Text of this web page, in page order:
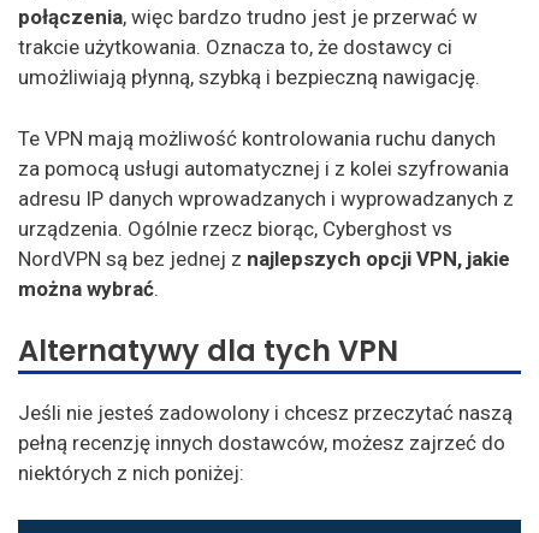
połączenia, więc bardzo trudno jest je przerwać w
trakcie użytkowania. Oznacza to, że dostawcy ci
umożliwiają płynną, szybką i bezpieczną nawigację.
Te VPN mają możliwość kontrolowania ruchu danych
za pomocą usługi automatycznej i z kolei szyfrowania
adresu IP danych wprowadzanych i wyprowadzanych z
urządzenia. Ogólnie rzecz biorąc, Cyberghost vs
NordVPN są bez jednej z najlepszych opcji VPN, jakie
można wybrać.
Alternatywy dla tych VPN
Jeśli nie jesteś zadowolony i chcesz przeczytać naszą
pełną recenzję innych dostawców, możesz zajrzeć do
niektórych z nich poniżej: